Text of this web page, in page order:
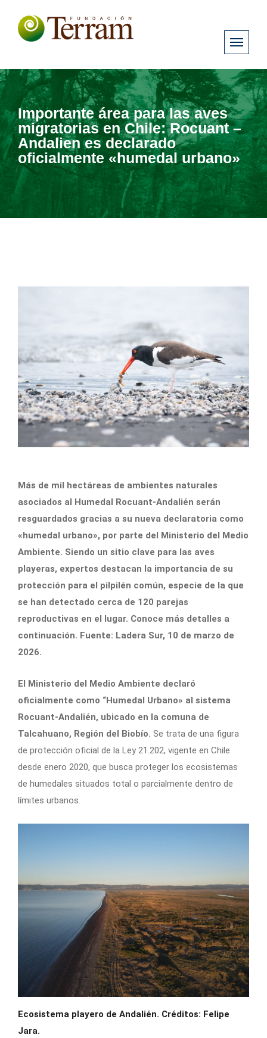
Importante área para las aves
migratorias en Chile: Rocuant –
Andalien es declarado
oficialmente «humedal urbano»
Más de mil hectáreas de ambientes naturales
asociados al Humedal Rocuant-Andalién serán
resguardados gracias a su nueva declaratoria como
«humedal urbano», por parte del Ministerio del Medio
Ambiente. Siendo un sitio clave para las aves
playeras, expertos destacan la importancia de su
protección para el pilpilén común, especie de la que
se han detectado cerca de 120 parejas
reproductivas en el lugar. Conoce más detalles a
continuación. Fuente: Ladera Sur, 10 de marzo de
2026.
El Ministerio del Medio Ambiente declaró
oficialmente como “Humedal Urbano» al sistema
Rocuant-Andalién, ubicado en la comuna de
Talcahuano, Región del Biobío. Se trata de una figura
de protección oficial de la Ley 21.202, vigente en Chile
desde enero 2020, que busca proteger los ecosistemas
de humedales situados total o parcialmente dentro de
límites urbanos.
Ecosistema playero de Andalién. Créditos: Felipe
Jara.